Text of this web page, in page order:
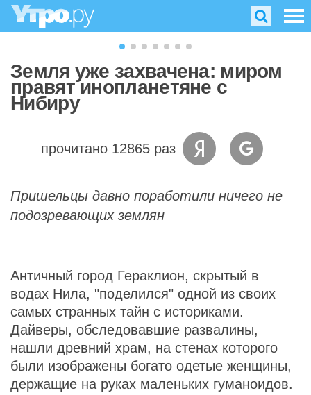
Земля уже захвачена: миром
правят инопланетяне с
Нибиру
прочитано 12865 раз
Пришельцы давно поработили ничего не
подозревающих землян
Античный город Гераклион, скрытый в
водах Нила, "поделился" одной из своих
самых странных тайн с историками.
Дайверы, обследовавшие развалины,
нашли древний храм, на стенах которого
были изображены богато одетые женщины,
держащие на руках маленьких гуманоидов.